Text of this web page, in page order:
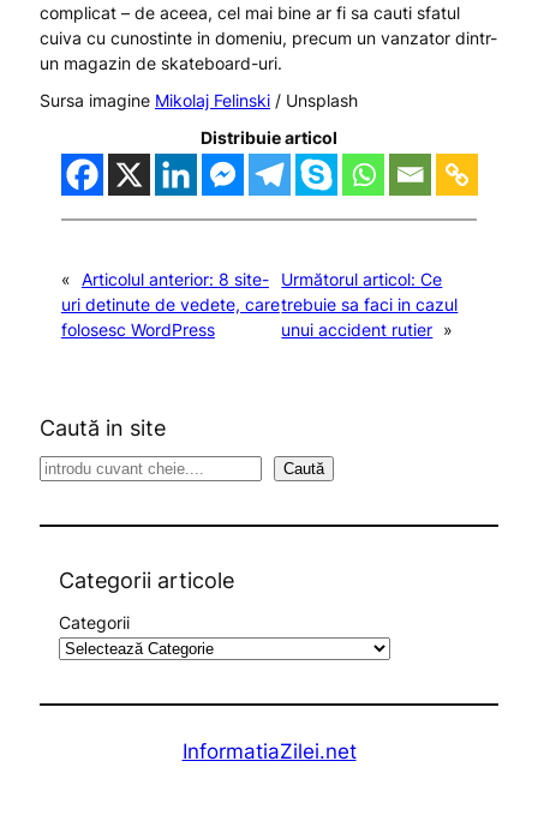
complicat – de aceea, cel mai bine ar fi sa cauti sfatul
cuiva cu cunostinte in domeniu, precum un vanzator dintr-
un magazin de skateboard-uri.
Sursa imagine Mikolaj Felinski/ Unsplash
Distribuie articol
« Articolul anterior: 8 site-
uri detinute de vedete, care
folosesc WordPress
Următorul articol:Ce
trebuie sa faci in cazul
unui accident rutier »
Caută in site
S
Caută
Categorii articole
Categorii
InformatiaZilei.net